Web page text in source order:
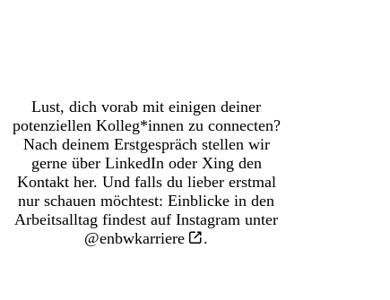
Lust, dich vorab mit einigen deiner
potenziellen Kolleg*innen zu connecten?
Nach deinem Erstgespräch stellen wir
gerne über LinkedIn oder Xing den
Kontakt her. Und falls du lieber erstmal
nur schauen möchtest: Einblicke in den
Arbeitsalltag findest auf Instagram unter
@enbwkarriere
.